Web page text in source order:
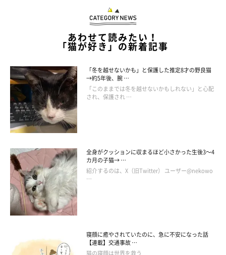
ーー愛猫に愛情を伝えるために、飼い主さんが心がけたいことは
ありますか？
丸山先生
「まずは飼い主として、猫にとって快適な生活を送れる環境を整
えてあげることが一番でしょう。たとえば、食生活をきちんと管
あわせて読みたい！
「猫が好き」の新着記事
「冬を越せないかも」と保護した推定8才の野良猫
→約5年後、腕 …
「このままでは冬を越せないかもしれない」と心配
され、保護され …
全身がクッションに収まるほど小さかった生後3～4
カ月の子猫→ …
紹介するのは、X（旧Twitter） ユーザー@nekowo
…
寝顔に癒やされていたのに、急に不安になった話
【連載】交通事故 …
猫の寝顔は世界を救う